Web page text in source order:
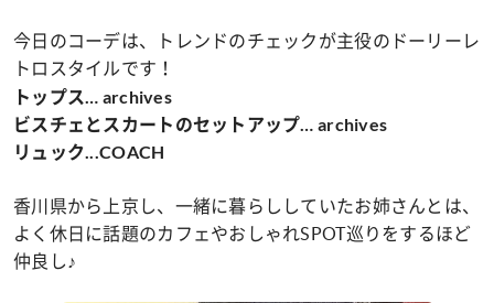
今日のコーデは、トレンドのチェックが主役のドーリーレ
トロスタイルです！
トップス… archives
ビスチェとスカートのセットアップ… archives
リュック...COACH
香川県から上京し、一緒に暮らししていたお姉さんとは、
よく休日に話題のカフェやおしゃれSPOT巡りをするほど
仲良し♪